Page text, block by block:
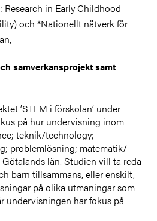
in Early Childhood
och *Nationellt nätverk för
samverkansprojekt samt
’STEM i förskolan’ under
på hur undervisning inom
teknik/technology;
problemlösning; matematik/
län. Studien vill ta reda
barn tillsammans, eller enskilt,
på olika utmaningar som
undervisningen har fokus på